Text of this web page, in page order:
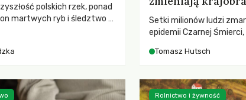
polskich rzek, ponad
martwych ryb i śledztwo z
by prace modernizacyjne
śmierci rzeki.
Setki milionów ludzi
epidemii Czarnej
pierwsze liście nowych
podnosiła się po jednej z
katastrof w swoich
Tomasz Hutsch
Rolnictwo i żywność